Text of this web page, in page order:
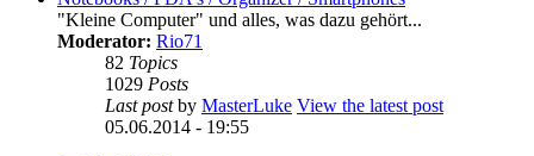
"Kleine Computer" und alles, was dazu gehört...
Moderator: Rio71
82 Topics
1029 Posts
Last postby MasterLuke View the latest post
05.06.2014 - 19:55